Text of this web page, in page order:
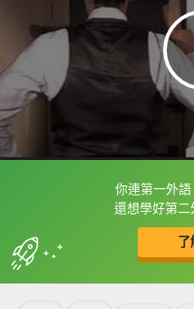
你連第一外
還想學好第二
了
框選或點兩下字
收錄佳句